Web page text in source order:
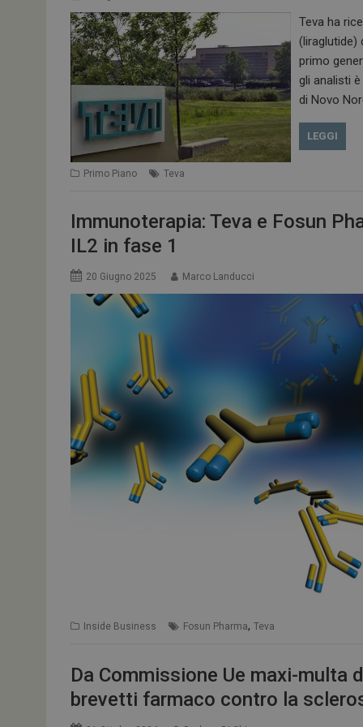
Teva ha
(liraglutide)
primo
gli analisti
di Novo
LEGGI
Primo Piano Teva
Immunoterapia: Teva e Fosun
IL2 in fase 1
20 Giugno 2025 Marco Landucci
Inside Business Fosun Pharma, Teva
Da Commissione Ue maxi-multa
brevetti farmaco contro la
PHPSESSID
tracking-sites-
ironfish-session-id
_ga_Z2VT792F98
tracking-sites-
ironfish-tracking-
enable
CookieScriptConsent
NOME
__Secure-
tracking-sites-
tracking-named-